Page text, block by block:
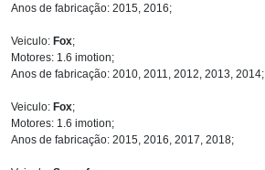
Anos de fabricação: 2015, 2016;
Veiculo: Fox;
Motores: 1.6 imotion;
Anos de fabricação: 2010, 2011, 2012, 2013, 2014;
Veiculo: Fox;
Motores: 1.6 imotion;
Anos de fabricação: 2015, 2016, 2017, 2018;